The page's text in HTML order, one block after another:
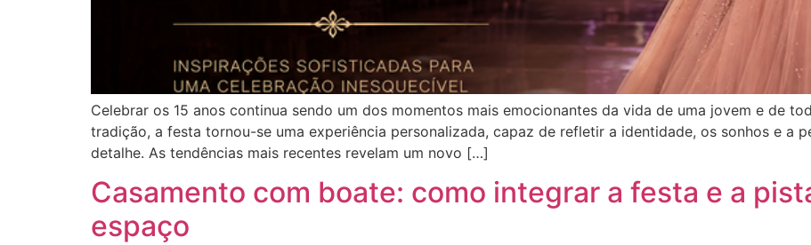
Celebrar os 15 anos continua sendo um dos momentos mais emocionantes da vida de uma jovem e de
tradição, a festa tornou-se uma experiência personalizada, capaz de refletir a identidade, os sonhos e a
detalhe. As tendências mais recentes revelam um novo […]
Casamento com boate: como integrar a festa e a
espaço